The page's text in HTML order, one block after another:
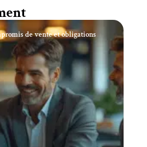
de vente et obligations